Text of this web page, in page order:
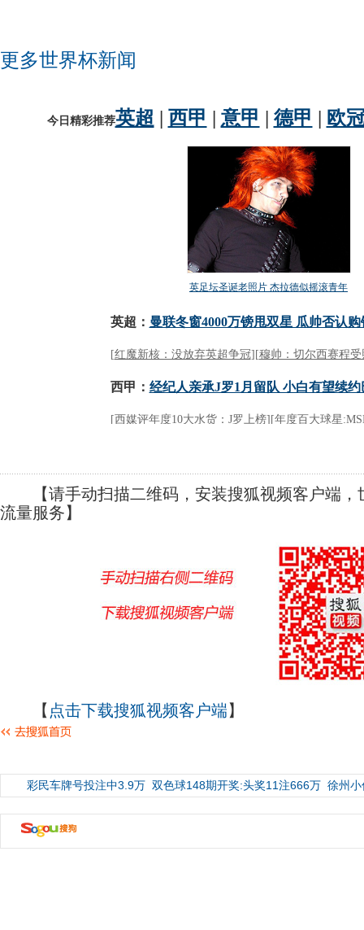
更多世界杯新闻
【请手动扫描二维码，安装搜狐视频客户端，
流量服务】
【 点击下载搜狐视频客户端】
彩民车牌号投注中3.9万 双色球148期开奖:头奖11注666万 徐州